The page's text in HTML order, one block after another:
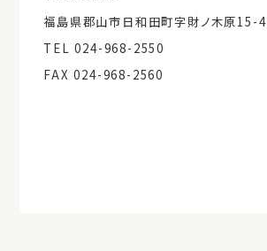
福島県郡山市日和田町字財ノ木原15-4
TEL 024-968-2550
FAX 024-968-2560